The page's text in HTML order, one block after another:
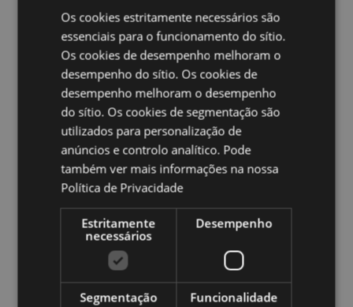
forma de ferradura.
Ampliar informação:
Quer saber mais acerca de comprar na Puckator?
a nossaGuia de informação para o cliente.
Caracteristicas do Produto
Informação
Altura 34cm Largura 26cm Profundidade 18cm
Neck Cushion 30x32x10cm
5055071506093
20
0.286000
Não
Os cookies estritamente necessários são
essenciais para o funcionamento do sítio.
Os cookies de desempenho melhoram o
desempenho do sítio. Os cookies de
desempenho melhoram o desempenho
do sítio. Os cookies de segmentação são
utilizados para personalização de
anúncios e controlo analítico. Pode
também ver mais informações na nossa
Política de Privacidade
Estritamente
necessários
Desempenho
Segmentação Funcionalidade